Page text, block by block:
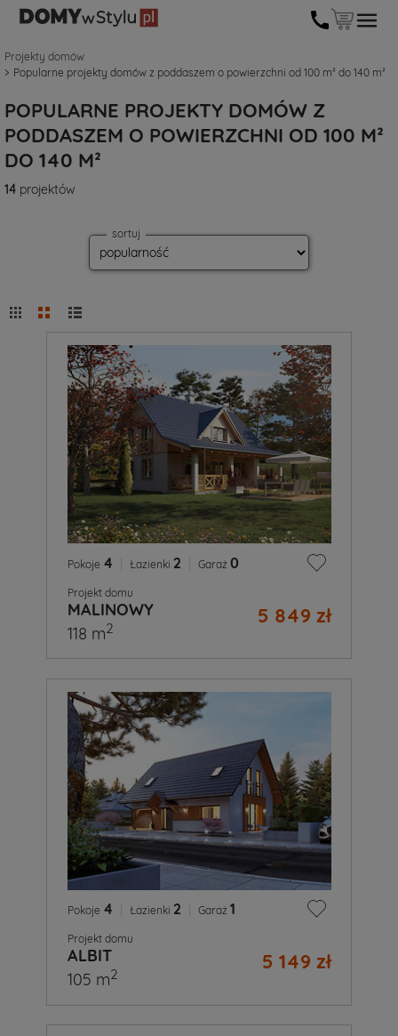
Projekty domów
Popularne projekty domów z poddaszem o powierzchni od 100 m² do 140 m²
POPULARNE PROJEKTY DOMÓW Z
PODDASZEM O POWIERZCHNI OD 100 M²
DO 140 M²
14 projektów
sortuj
Pokoje 4 Łazienki 2 Garaż 0
Projekt domu
MALINOWY 5 849 zł
118 m2
Pokoje 4 Łazienki 2 Garaż 1
Projekt domu
ALBIT 5 149 zł
105 m2